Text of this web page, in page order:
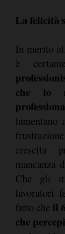
La felicità
In merito
è
che lo
lamentano
crescita
mancanza
Che gli
lavoratori
fatto che il
che